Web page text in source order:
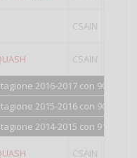
CSAIN
CSAIN
2016-2017 con 902 punti.
2015-2016 con 906 punti.
2014-2015 con 918 punti.
CSAIN